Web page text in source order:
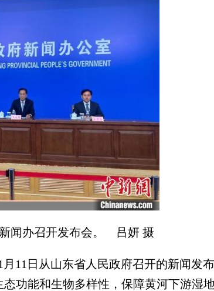
闻办召开发布会。 吕妍 摄
11日从山东省人民政府召开的新闻发布
功能和生物多样性，保障黄河下游湿